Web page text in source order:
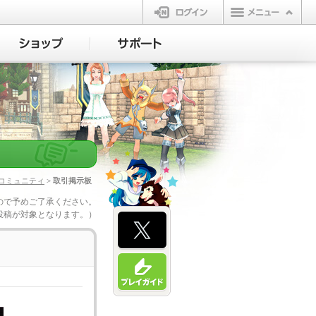
ログイン
コミュニティ > 取引掲示板
予めご了承ください。
稿が対象となります。）